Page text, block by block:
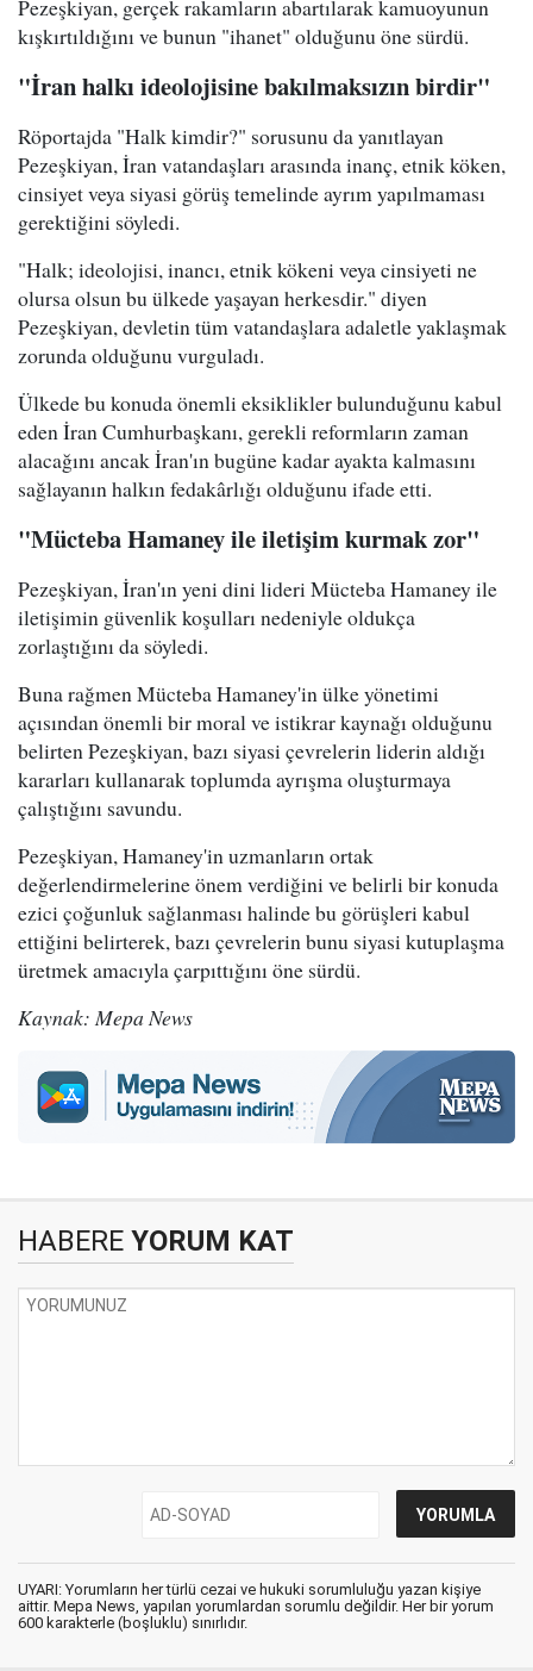
Pezeşkiyan, gerçek rakamların abartılarak kamuoyunun
kışkırtıldığını ve bunun "ihanet" olduğunu öne sürdü.
"İran halkı ideolojisine bakılmaksızın birdir"
Röportajda "Halk kimdir?" sorusunu da yanıtlayan
Pezeşkiyan, İran vatandaşları arasında inanç, etnik köken,
cinsiyet veya siyasi görüş temelinde ayrım yapılmaması
gerektiğini söyledi.
"Halk; ideolojisi, inancı, etnik kökeni veya cinsiyeti ne
olursa olsun bu ülkede yaşayan herkesdir." diyen
Pezeşkiyan, devletin tüm vatandaşlara adaletle yaklaşmak
zorunda olduğunu vurguladı.
Ülkede bu konuda önemli eksiklikler bulunduğunu kabul
eden İran Cumhurbaşkanı, gerekli reformların zaman
alacağını ancak İran'ın bugüne kadar ayakta kalmasını
sağlayanın halkın fedakârlığı olduğunu ifade etti.
"Mücteba Hamaney ile iletişim kurmak zor"
Pezeşkiyan, İran'ın yeni dini lideri Mücteba Hamaney ile
iletişimin güvenlik koşulları nedeniyle oldukça
zorlaştığını da söyledi.
Buna rağmen Mücteba Hamaney'in ülke yönetimi
açısından önemli bir moral ve istikrar kaynağı olduğunu
belirten Pezeşkiyan, bazı siyasi çevrelerin liderin aldığı
kararları kullanarak toplumda ayrışma oluşturmaya
çalıştığını savundu.
Pezeşkiyan, Hamaney'in uzmanların ortak
değerlendirmelerine önem verdiğini ve belirli bir konuda
ezici çoğunluk sağlanması halinde bu görüşleri kabul
ettiğini belirterek, bazı çevrelerin bunu siyasi kutuplaşma
üretmek amacıyla çarpıttığını öne sürdü.
Kaynak: Mepa News
HABERE YORUM KAT
UYARI: Yorumların her türlü cezai ve hukuki sorumluluğu yazan kişiye
aittir. Mepa News, yapılan yorumlardan sorumlu değildir. Her bir yorum
600 karakterle (boşluklu) sınırlıdır.